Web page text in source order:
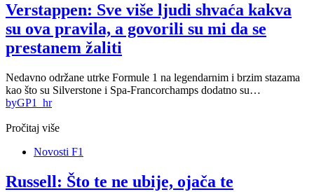
Verstappen: Sve više ljudi shvaća kakva
su ova pravila, a govorili su mi da se
prestanem žaliti
Nedavno održane utrke Formule 1 na legendarnim i brzim stazama
kao što su Silverstone i Spa-Francorchamps dodatno su…
byGP1_hr
Pročitaj više
Novosti F1
Russell: Što te ne ubije, ojača te